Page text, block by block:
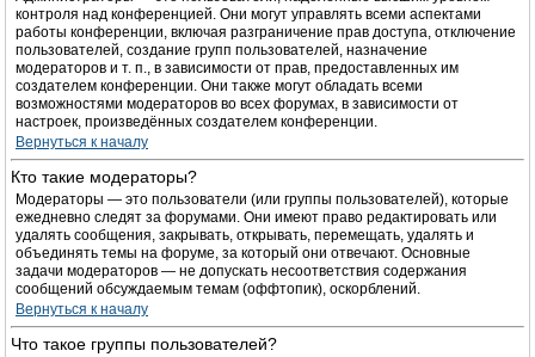
контроля над конференцией. Они могут управлять всеми аспектами
работы конференции, включая разграничение прав доступа, отключение
пользователей, создание групп пользователей, назначение
модераторов и т. п., в зависимости от прав, предоставленных им
создателем конференции. Они также могут обладать всеми
возможностями модераторов во всех форумах, в зависимости от
настроек, произведённых создателем конференции.
Вернуться к началу
Кто такие модераторы?
Модераторы — это пользователи (или группы пользователей), которые
ежедневно следят за форумами. Они имеют право редактировать или
удалять сообщения, закрывать, открывать, перемещать, удалять и
объединять темы на форуме, за который они отвечают. Основные
задачи модераторов — не допускать несоответствия содержания
сообщений обсуждаемым темам (оффтопик), оскорблений.
Вернуться к началу
Что такое группы пользователей?